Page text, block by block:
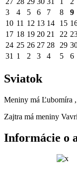
3
4 5 6 7 8
9
10 11 12 13 14 15
17 18 19 20 21 22
24 25 26 27 28 29
31 1 2 3 4 5 6
Sviatok
Meniny má Ľubomíra
Zajtra má meniny
Informácie o